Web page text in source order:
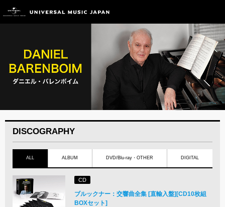
DISCOGRAPHY
ALL ALBUM DVD/Blu-ray・OTHER DIGITAL
CD
ブルックナー：交響曲全集 [直輸入盤][CD10枚組
BOXセット]